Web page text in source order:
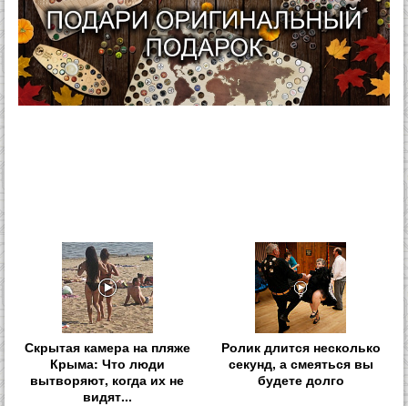
Скрытая камера на пляже
Крыма: Что люди
вытворяют, когда их не
видят...
Ролик длится несколько
секунд, а смеяться вы
будете долго